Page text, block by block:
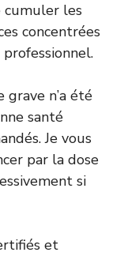
cumuler les
concentrées
professionnel.
n’a été
santé
Je vous
par la dose
si
et